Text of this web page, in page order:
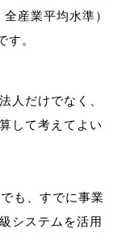
産業平均水準）
人だけでなく、
して考えてよい
も、すでに事業
システムを活用